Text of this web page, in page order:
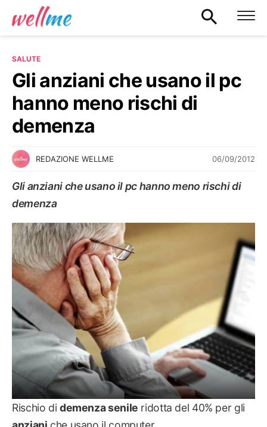
SALUTE
Gli anziani che usano il pc
hanno meno rischi di
demenza
REDAZIONE WELLME 06/09/2012
Gli anziani che usano il pc hanno meno rischi di
demenza
SALUTE
Rischio di demenza senile ridotta del 40% per gli